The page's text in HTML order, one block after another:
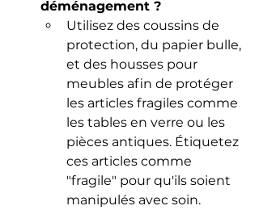
déménagement ?
Utilisez des coussins de
protection, du papier bulle,
et des housses pour
meubles afin de protéger
les articles fragiles comme
les tables en verre ou les
pièces antiques. Étiquetez
ces articles comme
"fragile" pour qu'ils soient
manipulés avec soin.